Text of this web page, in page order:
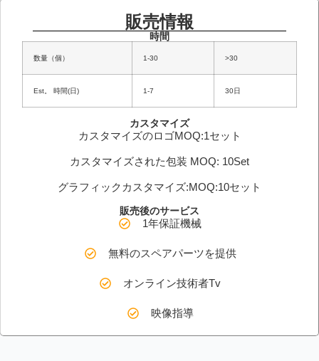
販売情報
時間
数量（個） 1-30 >30
Est。 時間(日) 1-7 30日
カスタマイズ
カスタマイズのロゴMOQ:1セット
カスタマイズされた包装 MOQ: 10Set
グラフィックカスタマイズ:MOQ:10セット
販売後のサービス
1年保証機械
無料のスペアパーツを提供
オンライン技術者Tv
映像指導